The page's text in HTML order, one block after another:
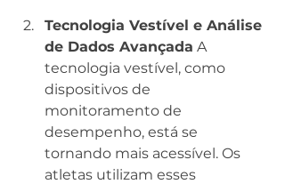
Tecnologia Vestível e Análise
de Dados Avançada A
tecnologia vestível, como
dispositivos de
monitoramento de
desempenho, está se
tornando mais acessível. Os
atletas utilizam esses